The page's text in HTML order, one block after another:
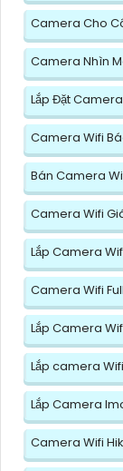
Camera Cho
Camera Nhìn
Lắp Đặt
Camera Wifi
Bán Camera
Camera Wifi
Lắp Camera
Camera Wifi
Lắp Camera
Lắp camera
Lắp Camera
Camera Wifi